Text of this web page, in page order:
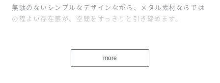
無駄のないシンプルなデザインながら、メタル素材ならでは
の程よい存在感が、空間をすっきりと引き締めます。
イプなので、リビングやベッドルーム、書斎など幅広いシー
more